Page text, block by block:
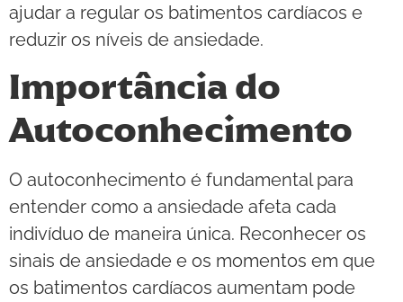
ajudar a regular os batimentos cardíacos e
reduzir os níveis de ansiedade.
Importância do
Autoconhecimento
O autoconhecimento é fundamental para
entender como a ansiedade afeta cada
indivíduo de maneira única. Reconhecer os
sinais de ansiedade e os momentos em que
os batimentos cardíacos aumentam pode